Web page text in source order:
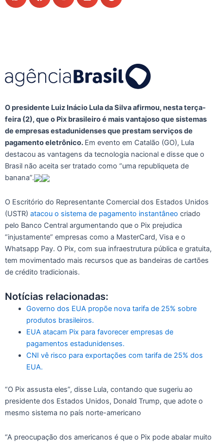
O presidente Luiz Inácio Lula da Silva afirmou, nesta terça-
feira (2), que o Pix brasileiro é mais vantajoso que sistemas
de empresas estadunidenses que prestam serviços de
pagamento eletrônico. Em evento em Catalão (GO), Lula
destacou as vantagens da tecnologia nacional e disse que o
Brasil não aceita ser tratado como “uma republiqueta de
banana”.
O Escritório do Representante Comercial dos Estados Unidos
(USTR) atacou o sistema de pagamento instantâneo criado
pelo Banco Central argumentando que o Pix prejudica
“injustamente” empresas como a MasterCard, Visa e o
Whatsapp Pay. O Pix, com sua infraestrutura pública e gratuita,
tem movimentado mais recursos que as bandeiras de cartões
de crédito tradicionais.
Notícias relacionadas:
Governo dos EUA propõe nova tarifa de 25% sobre
produtos brasileiros.
EUA atacam Pix para favorecer empresas de
pagamentos estadunidenses.
CNI vê risco para exportações com tarifa de 25% dos
EUA.
“O Pix assusta eles”, disse Lula, contando que sugeriu ao
presidente dos Estados Unidos, Donald Trump, que adote o
mesmo sistema no país norte-americano
“A preocupação dos americanos é que o Pix pode abalar muito